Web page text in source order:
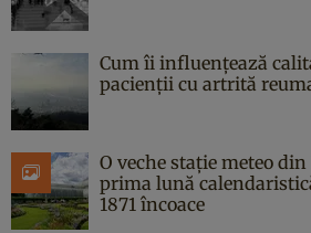
Cum îi influențează
pacienții cu artrită
O veche stație meteo
prima lună
1871 încoace